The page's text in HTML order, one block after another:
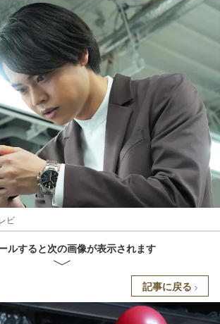
ビ
ルすると次の画像が表示されます
記事に戻る